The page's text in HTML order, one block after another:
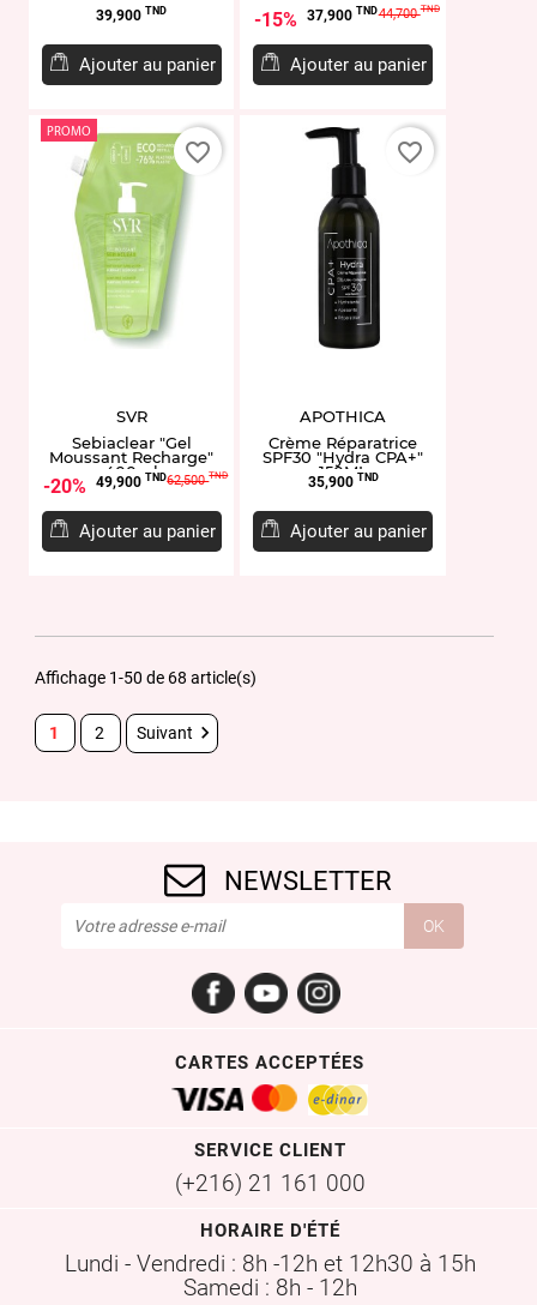
Prix
39,900 TND
Ajouter au panier
15% Prix
37,900 TNDPrix
base
44,700TND
Ajouter au panier
PROMO
SVR
Sebiaclear "Gel
Moussant Recharge"
400ml
20% Prix
49,900 TNDPrix
base
62,500TND
Ajouter au panier
favorite_border
APOTHICA
Crème Réparatrice
SPF30 "Hydra CPA+"
150ML
Prix
35,900 TND
Ajouter au panier
favorite_border
Affichage 1-50 de 68 article(s)
1 2 Suivant 
NEWSLETTER
FacebookYouTubeInstagram
CARTES ACCEPTÉES
SERVICE CLIENT
(+216) 21 161 000
HORAIRE D'ÉTÉ
Lundi - Vendredi : 8h -12h et 12h30 à 15h
Samedi : 8h - 12h